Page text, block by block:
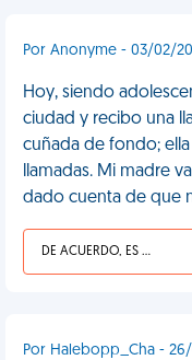
Por Anonyme - 03/02/
Hoy, siendo
ciudad y recibo una
cuñada de fondo;
llamadas. Mi madre
dado cuenta de que
DE ACUERDO, ES UNA VIDA HP
Por Halebopp_Cha -